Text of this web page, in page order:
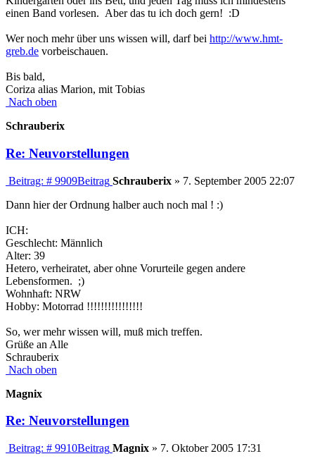
einen Band vorlesen. Aber das tu ich doch gern! :D
Wer noch mehr über uns wissen will, darf bei http://www.hmt-
greb.de vorbeischauen.
Bis bald,
Coriza alias Marion, mit Tobias
Nach oben
Schrauberix
Re: Neuvorstellungen
Beitrag: # 9909Beitrag Schrauberix » 7. September 2005 22:07
Dann hier der Ordnung halber auch noch mal ! :)
ICH:
Geschlecht: Männlich
Alter: 39
Hetero, verheiratet, aber ohne Vorurteile gegen andere
Lebensformen. ;)
Wohnhaft: NRW
Hobby: Motorrad !!!!!!!!!!!!!!!!
So, wer mehr wissen will, muß mich treffen.
Grüße an Alle
Schrauberix
Nach oben
Magnix
Re: Neuvorstellungen
Beitrag: # 9910Beitrag Magnix » 7. Oktober 2005 17:31